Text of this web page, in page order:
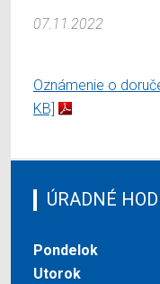
07.11.2022
Oznámenie o
KB]
ÚRADNÉ
Pondelok
Utorok